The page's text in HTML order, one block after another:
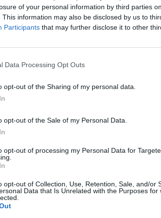
of your personal information by third parties
This information may also be disclosed by us to
Participants that may further disclose it to other
Data Processing Opt Outs
opt-out of the Sharing of my personal data.
opt-out of the Sale of my Personal Data.
opt-out of processing my Personal Data for
opt-out of Collection, Use, Retention, Sale, and/or
Data that Is Unrelated with the Purposes for
ελπίδες της νέας hip
γεννιέται εκεί έξω μετά τα 80's
κολλητός του Wiz Khalifa, έχει
με τα mixtapes, uber cool videos
το ντεμπούτο άλμπουμ του
ανακοινώνει μέσα απο αυτό το